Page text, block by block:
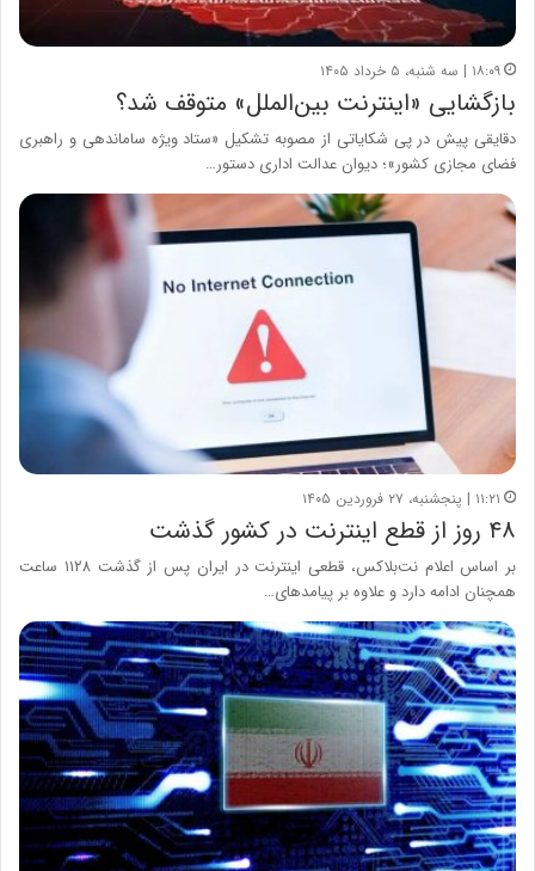
۱۸:۰۹ | سه شنبه، ۵ خرداد ۱۴۰۵
بازگشایی «اینترنت بین‌الملل» متوقف شد؟
دقایقی پیش در پی شکایاتی از مصوبه تشکیل «ستاد ویژه ساماندهی و راهبری
فضای مجازی کشور»؛ دیوان عدالت اداری دستور…
۱۱:۲۱ | پنجشنبه، ۲۷ فروردین ۱۴۰۵
۴۸ روز از قطع اینترنت در کشور گذشت
بر اساس اعلام نت‌بلاکس، قطعی اینترنت در ایران پس از گذشت ۱۱۲۸ ساعت
همچنان ادامه دارد و علاوه بر پیامدهای…